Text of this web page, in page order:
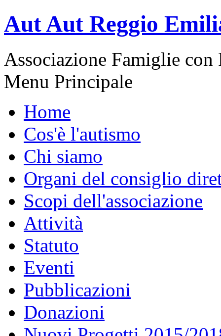
Aut Aut Reggio
Associazione Famiglie
Menu Principale
Home
Cos'è l'autismo
Chi siamo
Organi del consiglio
Scopi dell'associazione
Attività
Statuto
Eventi
Pubblicazioni
Donazioni